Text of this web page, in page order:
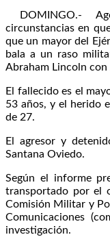
DOMINGO.-
circunstancias en
que un mayor del
bala a un raso
Abraham Lincoln con
El fallecido es el
53 años, y el herido
de 27.
El agresor y
Santana Oviedo.
Según el informe
transportado por el
Comisión Militar y
Comunicaciones
investigación.